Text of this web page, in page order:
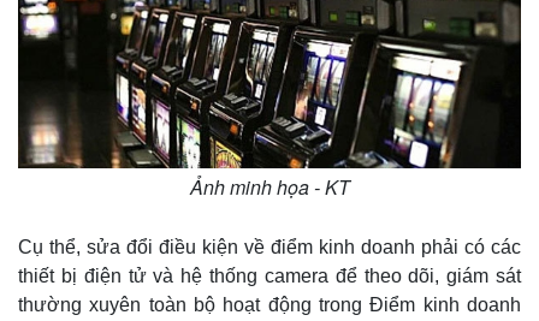
Ảnh minh họa - KT
Cụ thể, sửa đổi điều kiện về điểm kinh doanh phải có các
thiết bị điện tử và hệ thống camera để theo dõi, giám sát
thường xuyên toàn bộ hoạt động trong Điểm kinh doanh